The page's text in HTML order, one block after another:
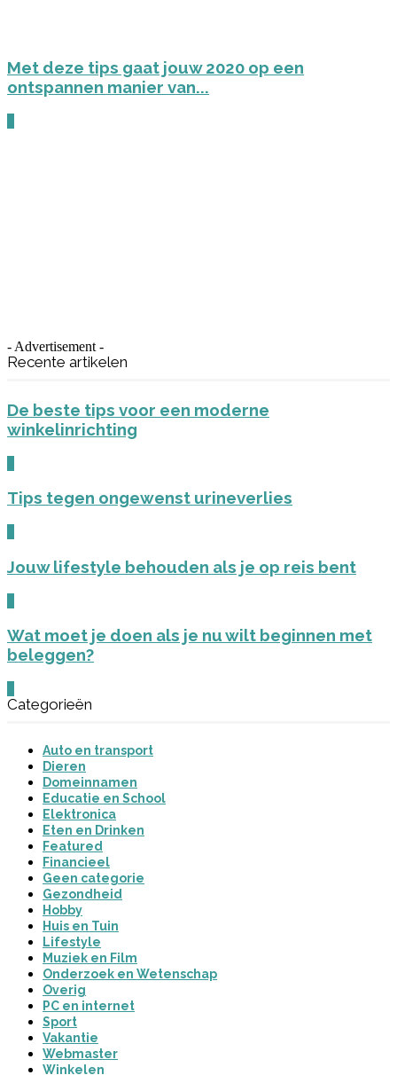
Met deze tips gaat jouw 2020 op een
ontspannen manier van...
- Advertisement -
Recente artikelen
De beste tips voor een moderne
winkelinrichting
Tips tegen ongewenst urineverlies
Jouw lifestyle behouden als je op reis bent
Wat moet je doen als je nu wilt beginnen met
beleggen?
Categorieën
Auto en transport
Dieren
Domeinnamen
Educatie en School
Elektronica
Eten en Drinken
Featured
Financieel
Geen categorie
Gezondheid
Hobby
Huis en Tuin
Lifestyle
Muziek en Film
Onderzoek en Wetenschap
Overig
PC en internet
Sport
Vakantie
Webmaster
Winkelen